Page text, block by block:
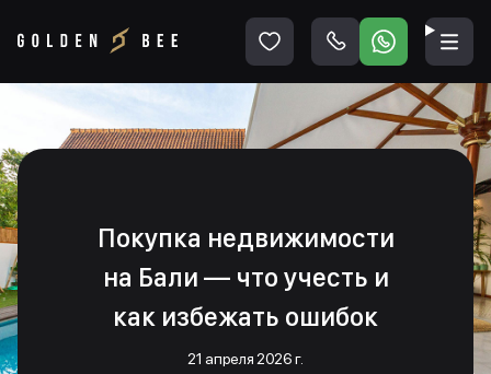
Покупка недвижимости
на Бали — что учесть и
как избежать ошибок
21 апреля 2026 г.